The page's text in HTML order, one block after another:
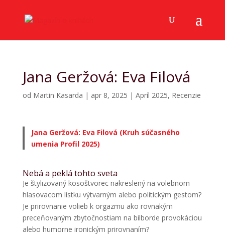
Jana Geržová: Eva Filová
od Martin Kasarda | apr 8, 2025 | Apríl 2025, Recenzie
Jana Geržová: Eva Filová (Kruh súčasného
umenia Profil 2025)
Nebá a peklá tohto sveta
Je štylizovaný kosoštvorec nakreslený na volebnom
hlasovacom lístku výtvarným alebo politickým gestom?
Je prirovnanie volieb k orgazmu ako rovnakým
preceňovaným zbytočnostiam na bilborde provokáciou
alebo humorne ironickým prirovnaním?